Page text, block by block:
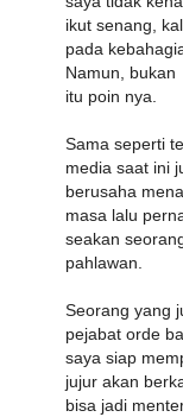
ikut senang,
pada
Namun, bukan
itu poin nya.
Sama seperti
media saat ini
berusaha
masa lalu
seakan
pahlawan.
Seorang yang
pejabat orde
saya siap
jujur akan
bisa jadi